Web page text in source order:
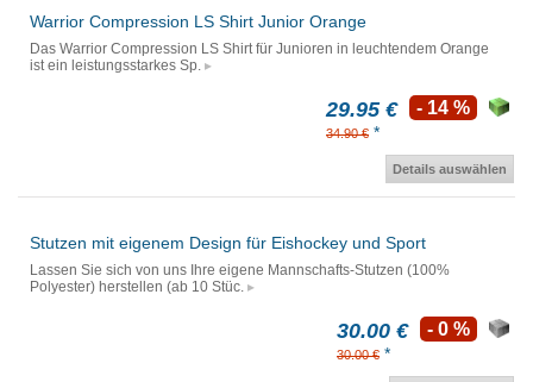
Warrior Compression LS Shirt Junior Orange
Das Warrior Compression LS Shirt für Junioren in leuchtendem Orange
ist ein leistungsstarkes Sp.
29.95 €
34.90 € *
- 14 %
Details auswählen
Stutzen mit eigenem Design für Eishockey und Sport
Lassen Sie sich von uns Ihre eigene Mannschafts-Stutzen (100%
Polyester) herstellen (ab 10 Stüc.
30.00 €
30.00 € *
- 0 %